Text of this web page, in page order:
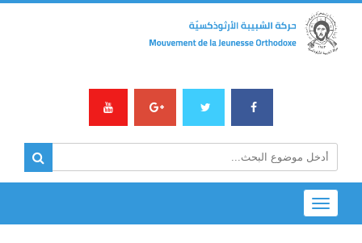
Toggle
navigation